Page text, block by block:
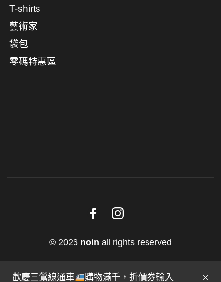
歡慶三鶯線通車 購物滿千，折價券輸入
T-shirts
藝術家
袋包
零碼特惠區
© 2026 noin all rights reserved